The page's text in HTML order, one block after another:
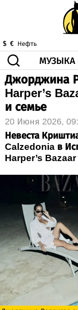
$ € Нефть
МУЗЫКА
ЗДОРОВЬЕ
ВИДЕО
Джорджина
Harper’s
и семье
20 Июня 2026,
Невеста
Calzedonia в
Harper’s Bazaar